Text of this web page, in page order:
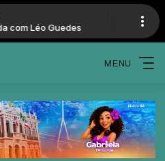
com Léo Guedes Turma da
MENU